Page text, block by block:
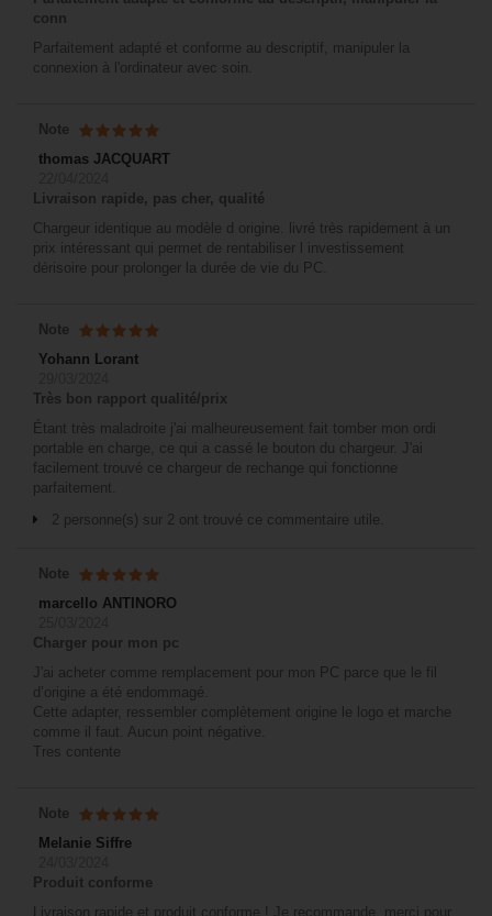
conn
Parfaitement adapté et conforme au descriptif, manipuler la
connexion à l'ordinateur avec soin.
Note
thomas JACQUART
Livraison rapide, pas cher, qualité
Chargeur identique au modèle d origine. livré très rapidement à un
prix intéressant qui permet de rentabiliser l investissement
dérisoire pour prolonger la durée de vie du PC.
Note
Yohann Lorant
Très bon rapport qualité/prix
Étant très maladroite j'ai malheureusement fait tomber mon ordi
portable en charge, ce qui a cassé le bouton du chargeur. J'ai
facilement trouvé ce chargeur de rechange qui fonctionne
parfaitement.
2 personne(s) sur 2 ont trouvé ce commentaire utile.
Note
marcello ANTINORO
Charger pour mon pc
J'ai acheter comme remplacement pour mon PC parce que le fil
d’origine a été endommagé.
Cette adapter, ressembler complètement origine le logo et marche
comme il faut. Aucun point négative.
Tres contente
Note
Melanie Siffre
Produit conforme
Livraison rapide et produit conforme ! Je recommande, merci pour